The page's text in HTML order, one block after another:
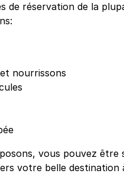
de réservation de la
nourrissons
vous pouvez être
votre belle destination